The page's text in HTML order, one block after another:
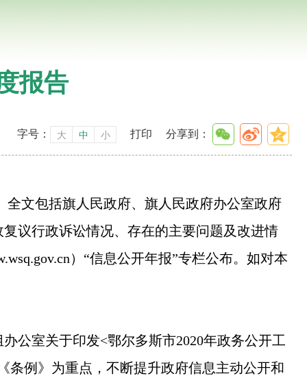
报告
字号： 大 中 小 打印 分享到：
文包括旗人民政府、旗人民政府办公室政府
议行政诉讼情况、存在的主要问题及改进情
）“信息公开年报”专栏公布。如对本
公室关于印发<鄂尔多斯市2020年政务公开工
条例》为重点，不断提升政府信息主动公开和